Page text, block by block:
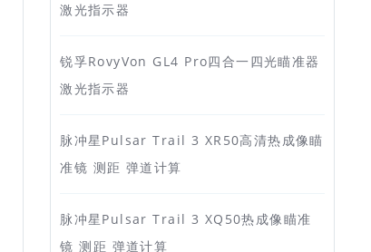
激光指示器
锐孚RovyVon GL4 Pro四合一四光瞄准器
激光指示器
脉冲星Pulsar Trail 3 XR50高清热成像瞄
准镜 测距 弹道计算
脉冲星Pulsar Trail 3 XQ50热成像瞄准
镜 测距 弹道计算